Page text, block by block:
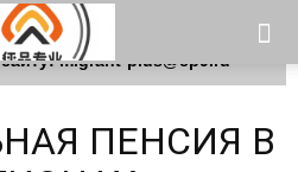
ПЕНСИЯ В
Для любых предложений по
сайту: migrant-plus@cp9.ru